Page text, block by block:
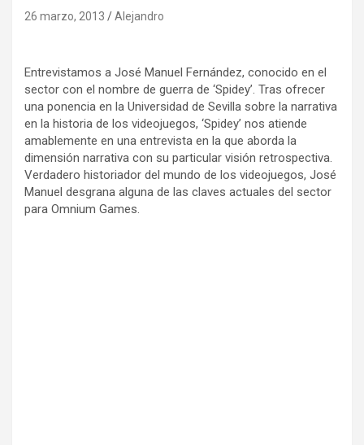
26 marzo, 2013 Alejandro
Entrevistamos a José Manuel Fernández, conocido en el
sector con el nombre de guerra de ‘Spidey’. Tras ofrecer
una ponencia en la Universidad de Sevilla sobre la narrativa
en la historia de los videojuegos, ‘Spidey’ nos atiende
amablemente en una entrevista en la que aborda la
dimensión narrativa con su particular visión retrospectiva.
Verdadero historiador del mundo de los videojuegos, José
Manuel desgrana alguna de las claves actuales del sector
para Omnium Games.